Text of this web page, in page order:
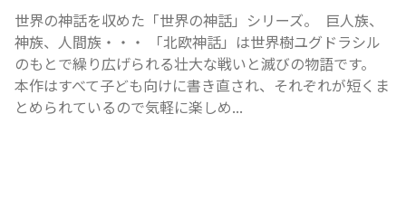
世界の神話を収めた「世界の神話」シリーズ。  巨人族、
神族、人間族・・・ 「北欧神話」は世界樹ユグドラシル
のもとで繰り広げられる壮大な戦いと滅びの物語です。
本作はすべて子ども向けに書き直され、それぞれが短くま
とめられているので気軽に楽しめ...